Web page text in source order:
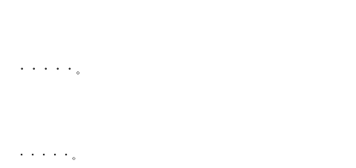
・・・・・。
・・・・・。